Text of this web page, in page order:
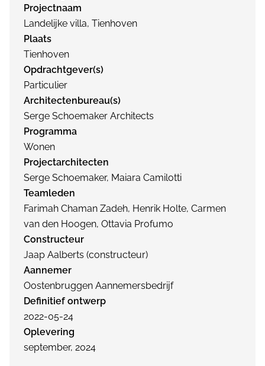
Projectnaam
Landelijke villa, Tienhoven
Plaats
Tienhoven
Opdrachtgever(s)
Particulier
Architectenbureau(s)
Serge Schoemaker Architects
Programma
Wonen
Projectarchitecten
Serge Schoemaker, Maiara Camilotti
Teamleden
Farimah Chaman Zadeh, Henrik Holte, Carmen
van den Hoogen, Ottavia Profumo
Constructeur
Jaap Aalberts (constructeur)
Aannemer
Oostenbruggen Aannemersbedrijf
Definitief ontwerp
2022-05-24
Oplevering
september, 2024